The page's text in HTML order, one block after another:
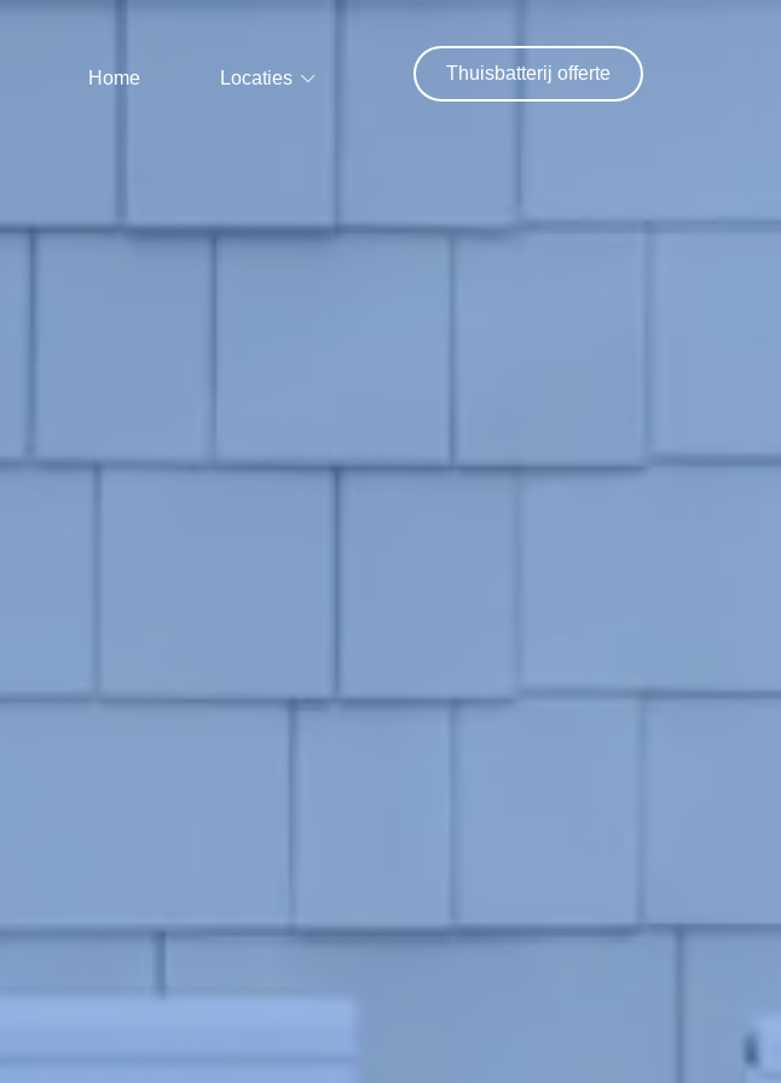
Home Locaties Thuisbatterij offerte